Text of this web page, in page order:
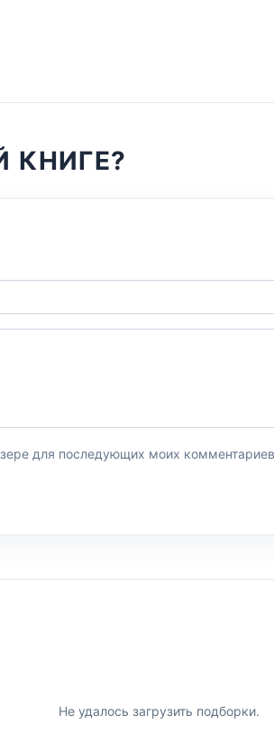
КНИГЕ?
для последующих моих
Не удалось загрузить подборки.